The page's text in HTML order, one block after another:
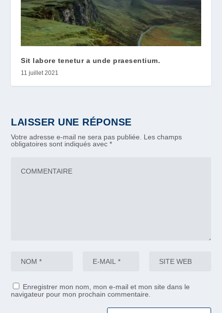
Sit labore tenetur a unde praesentium.
11 juillet 2021
LAISSER UNE RÉPONSE
Votre adresse e-mail ne sera pas publiée.
Les champs
obligatoires sont indiqués avec*
Enregistrer mon nom, mon e-mail et mon site dans le
navigateur pour mon prochain commentaire.